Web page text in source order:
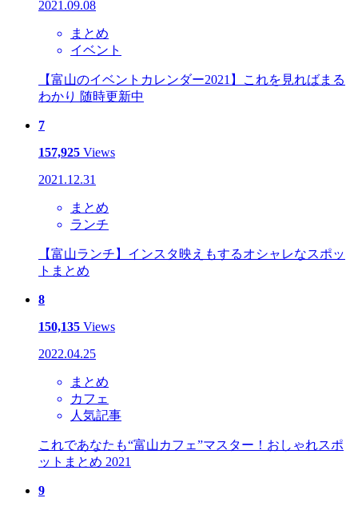
2021.09.08
まとめ
イベント
【富山のイベントカレンダー2021】これを見ればまる
わかり 随時更新中
7
157,925 Views
2021.12.31
まとめ
ランチ
【富山ランチ】インスタ映えもするオシャレなスポッ
トまとめ
8
150,135 Views
2022.04.25
まとめ
カフェ
人気記事
これであなたも“富山カフェ”マスター！おしゃれスポ
ットまとめ 2021
9